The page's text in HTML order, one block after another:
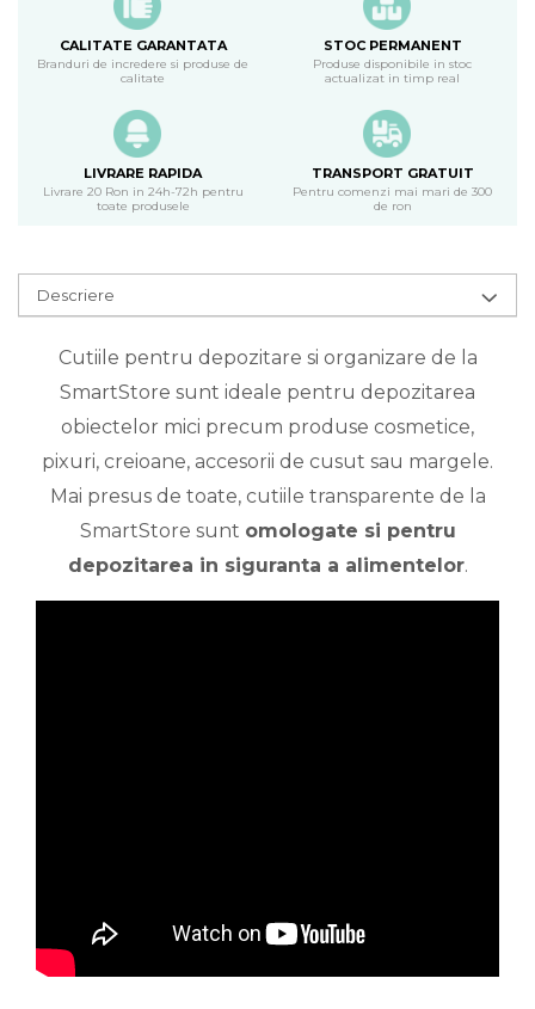
CALITATE GARANTATA
Branduri de incredere si produse de
calitate
STOC PERMANENT
Produse disponibile in stoc
actualizat in timp real
LIVRARE RAPIDA
Livrare 20 Ron in 24h-72h pentru
toate produsele
TRANSPORT GRATUIT
Pentru comenzi mai mari de 300
de ron
Descriere
Cutiile pentru depozitare si organizare de la
SmartStore sunt ideale pentru depozitarea
obiectelor mici precum produse cosmetice,
pixuri, creioane, accesorii de cusut sau margele.
Mai presus de toate, cutiile transparente de la
SmartStore sunt omologate si pentru
depozitarea in siguranta a alimentelor.